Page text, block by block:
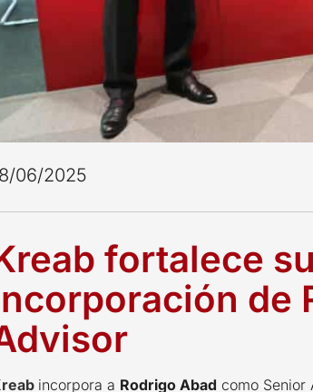
06/2025
fortalece
de
incorpora a Rodrigo Abad como